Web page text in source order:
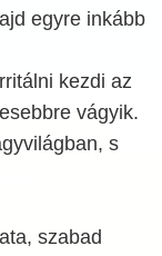
egyre inkább
kezdi az
vágyik.
s
szabad